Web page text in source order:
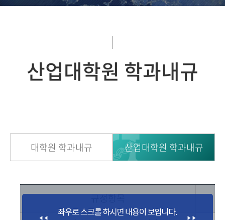
산업대학원 학과내규
대학원 학과내규 산업대학원 학과내규
규정항목